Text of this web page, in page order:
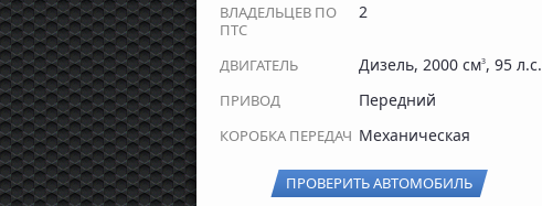
ВЛАДЕЛЬЦЕВ ПО
ПТС
2
ДВИГАТЕЛЬ Дизель, 2000 см3, 95 л.с.
ПРИВОД Передний
КОРОБКА ПЕРЕДАЧ Механическая
ПРОВЕРИТЬ АВТОМОБИЛЬ